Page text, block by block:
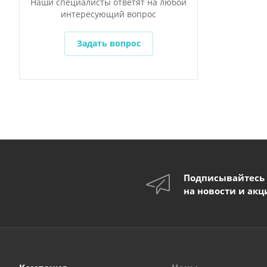
интересующий вопрос
Задать вопрос
Подписывайтесь
на новости и